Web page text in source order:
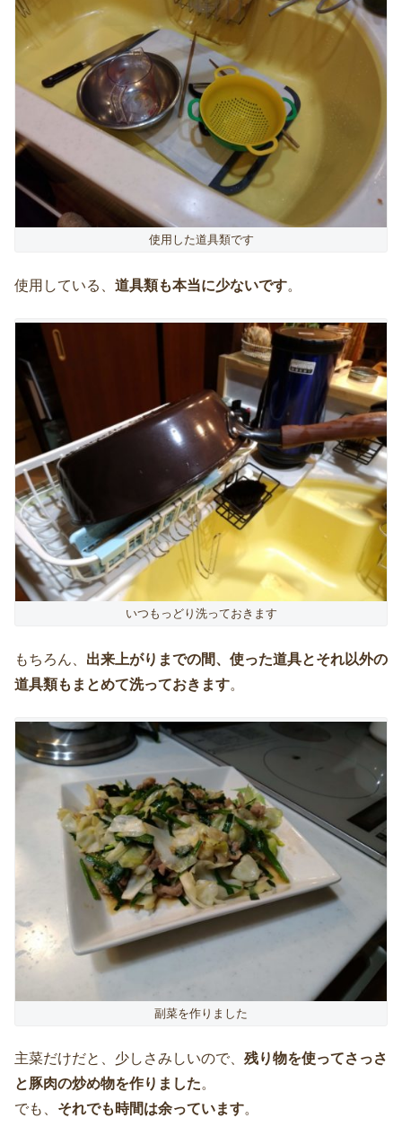
使用した道具類です
使用している、 道具類も本当に少ないです。
いつもっどり洗っておきます
もちろん、 出来上がりまでの間、使った道具とそれ以外の
道具類もまとめて洗っておきます。
副菜を作りました
主菜だけだと、少しさみしいので、 残り物を使ってさっさ
と豚肉の炒め物を作りました。
でも、 それでも時間は余っています。